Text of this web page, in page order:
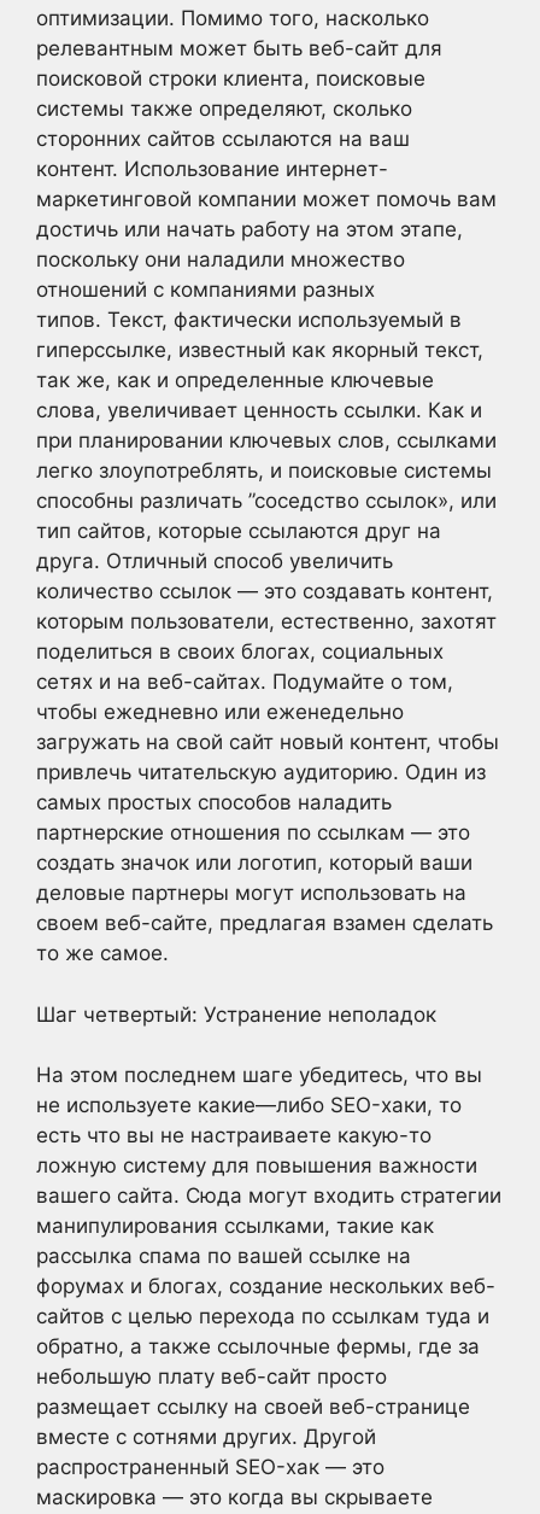
оптимизации. Помимо того, насколько
релевантным может быть веб-сайт для
поисковой строки клиента, поисковые
системы также определяют, сколько
сторонних сайтов ссылаются на ваш
контент. Использование интернет-
маркетинговой компании может помочь вам
достичь или начать работу на этом этапе,
поскольку они наладили множество
отношений с компаниями разных
типов. Текст, фактически используемый в
гиперссылке, известный как якорный текст,
так же, как и определенные ключевые
слова, увеличивает ценность ссылки. Как и
при планировании ключевых слов, ссылками
легко злоупотреблять, и поисковые системы
способны различать ”соседство ссылок», или
тип сайтов, которые ссылаются друг на
друга. Отличный способ увеличить
количество ссылок — это создавать контент,
которым пользователи, естественно, захотят
поделиться в своих блогах, социальных
сетях и на веб-сайтах. Подумайте о том,
чтобы ежедневно или еженедельно
загружать на свой сайт новый контент, чтобы
привлечь читательскую аудиторию. Один из
самых простых способов наладить
партнерские отношения по ссылкам — это
создать значок или логотип, который ваши
деловые партнеры могут использовать на
своем веб-сайте, предлагая взамен сделать
то же самое.
Шаг четвертый: Устранение неполадок
На этом последнем шаге убедитесь, что вы
не используете какие—либо SEO-хаки, то
есть что вы не настраиваете какую-то
ложную систему для повышения важности
вашего сайта. Сюда могут входить стратегии
манипулирования ссылками, такие как
рассылка спама по вашей ссылке на
форумах и блогах, создание нескольких веб-
сайтов с целью перехода по ссылкам туда и
обратно, а также ссылочные фермы, где за
небольшую плату веб-сайт просто
размещает ссылку на своей веб-странице
вместе с сотнями других. Другой
распространенный SEO-хак — это
маскировка — это когда вы скрываете